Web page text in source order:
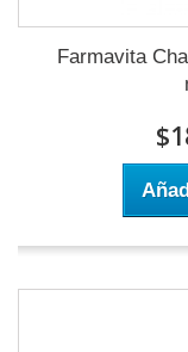
Farmavita